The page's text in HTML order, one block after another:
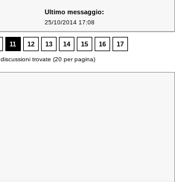
25/10/2014 17:08
11 12 13 14 15 16 17
discussioni trovate (20 per pagina)